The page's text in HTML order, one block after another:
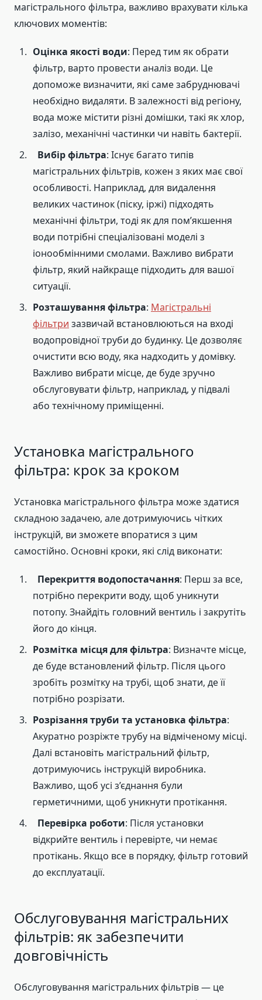
магістрального фільтра, важливо врахувати кілька
ключових моментів:
Оцінка якості води: Перед тим як обрати
фільтр, варто провести аналіз води. Це
допоможе визначити, які саме забруднювачі
необхідно видаляти. В залежності від регіону,
вода може містити різні домішки, такі як хлор,
залізо, механічні частинки чи навіть бактерії.
Вибір фільтра: Існує багато типів
магістральних фільтрів, кожен з яких має свої
особливості. Наприклад, для видалення
великих частинок (піску, іржі) підходять
механічні фільтри, тоді як для пом’якшення
води потрібні спеціалізовані моделі з
іонообмінними смолами. Важливо вибрати
фільтр, який найкраще підходить для вашої
ситуації.
Розташування фільтра: Магістральні
фільтри зазвичай встановлюються на вході
водопровідної труби до будинку. Це дозволяє
очистити всю воду, яка надходить у домівку.
Важливо вибрати місце, де буде зручно
обслуговувати фільтр, наприклад, у підвалі
або технічному приміщенні.
Установка магістрального
фільтра: крок за кроком
Установка магістрального фільтра може здатися
складною задачею, але дотримуючись чітких
інструкцій, ви зможете впоратися з цим
самостійно. Основні кроки, які слід виконати:
Перекриття водопостачання: Перш за все,
потрібно перекрити воду, щоб уникнути
потопу. Знайдіть головний вентиль і закрутіть
його до кінця.
Розмітка місця для фільтра: Визначте місце,
де буде встановлений фільтр. Після цього
зробіть розмітку на трубі, щоб знати, де її
потрібно розрізати.
Розрізання труби та установка фільтра:
Акуратно розріжте трубу на відміченому місці.
Далі встановіть магістральний фільтр,
дотримуючись інструкцій виробника.
Важливо, щоб усі з’єднання були
герметичними, щоб уникнути протікання.
Перевірка роботи: Після установки
відкрийте вентиль і перевірте, чи немає
протікань. Якщо все в порядку, фільтр готовий
до експлуатації.
Обслуговування магістральних
фільтрів: як забезпечити
довговічність
Обслуговування магістральних фільтрів — це